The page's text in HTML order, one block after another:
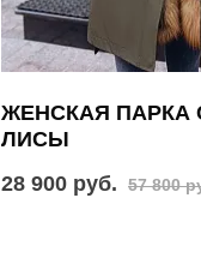
ЖЕНСКАЯ ПАРКА
ЛИСЫ
28 900 руб.
57 800